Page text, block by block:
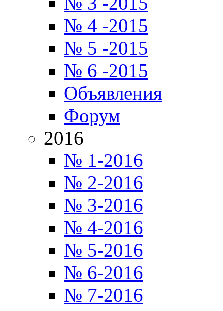
№ 4 -2015
№ 5 -2015
№ 6 -2015
Объявления
Форум
2016
№ 1-2016
№ 2-2016
№ 3-2016
№ 4-2016
№ 5-2016
№ 6-2016
№ 7-2016